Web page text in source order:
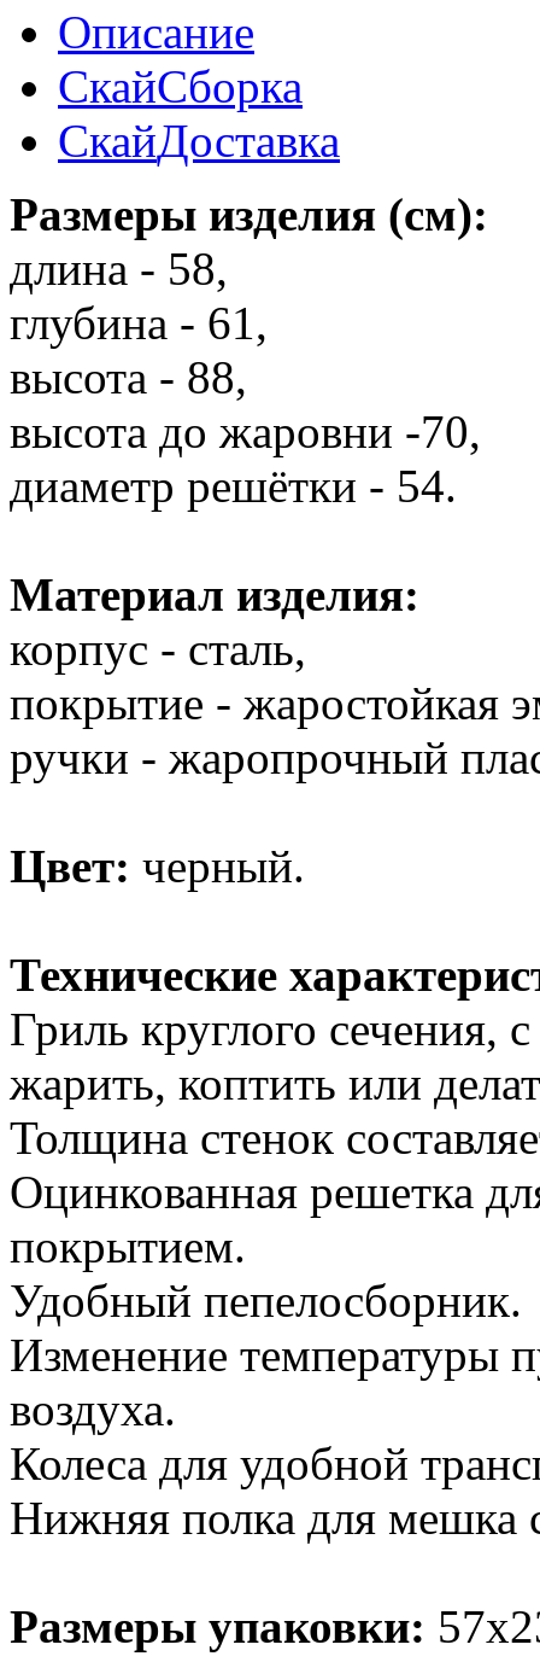
Описание
СкайСборка
СкайДоставка
Размеры изделия (см):
длина - 58,
глубина - 61,
высота - 88,
высота до жаровни -70,
диаметр решётки - 54.
Материал изделия:
корпус - сталь,
покрытие - жаростойкая
ручки - жаропрочный
Цвет: черный.
Технические
Гриль круглого
жарить, коптить или
Толщина стенок
Оцинкованная решетка
покрытием.
Удобный пепелосборник.
Изменение температуры
воздуха.
Колеса для удобной
Нижняя полка для мешка
Размеры упаковки: